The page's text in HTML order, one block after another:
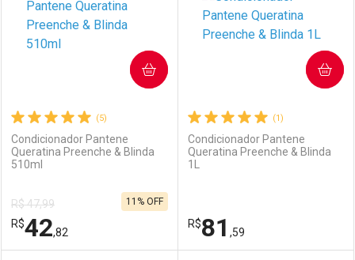
(5)
Condicionador Pantene
Queratina Preenche & Blinda
510ml
R$ 47,99
R$42,82
11% OFF
COMPRAR
(1)
Condicionador Pantene
Queratina Preenche & Blinda
1L
R$81 ,59
COMPRAR